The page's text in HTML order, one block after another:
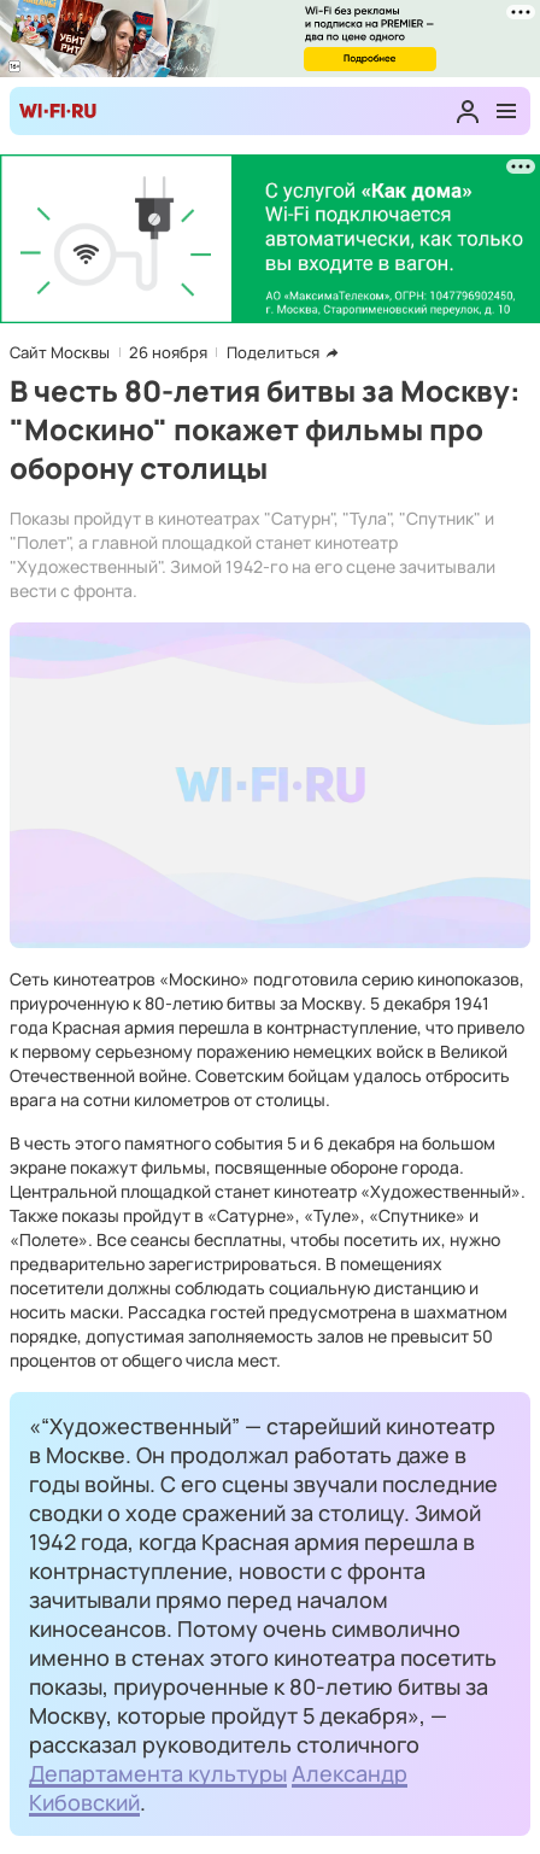
Сайт Москвы 26 ноября Поделиться
В честь 80-летия битвы за Москву:
"Москино" покажет фильмы про
оборону столицы
Показы пройдут в кинотеатрах "Сатурн", "Тула", "Спутник" и
"Полет", а главной площадкой станет кинотеатр
"Художественный". Зимой 1942-го на его сцене зачитывали
вести с фронта.
Сеть кинотеатров «Москино» подготовила серию кинопоказов,
приуроченную к 80-летию битвы за Москву. 5 декабря 1941
года Красная армия перешла в контрнаступление, что привело
к первому серьезному поражению немецких войск в Великой
Отечественной войне. Советским бойцам удалось отбросить
врага на сотни километров от столицы.
В честь этого памятного события 5 и 6 декабря на большом
экране покажут фильмы, посвященные обороне города.
Центральной площадкой станет кинотеатр «Художественный».
Также показы пройдут в «Сатурне», «Туле», «Спутнике» и
«Полете». Все сеансы бесплатны, чтобы посетить их, нужно
предварительно зарегистрироваться. В помещениях
посетители должны соблюдать социальную дистанцию и
носить маски. Рассадка гостей предусмотрена в шахматном
порядке, допустимая заполняемость залов не превысит 50
процентов от общего числа мест.
«“Художественный” — старейший кинотеатр
в Москве. Он продолжал работать даже в
годы войны. С его сцены звучали последние
сводки о ходе сражений за столицу. Зимой
1942 года, когда Красная армия перешла в
контрнаступление, новости с фронта
зачитывали прямо перед началом
киносеансов. Потому очень символично
именно в стенах этого кинотеатра посетить
показы, приуроченные к 80-летию битвы за
Москву, которые пройдут 5 декабря», —
рассказал руководитель столичного
Департамента культуры Александр
Кибовский.